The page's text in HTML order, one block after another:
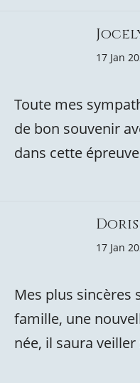
17 Jan
Toute mes
de bon souvenir
dans cette
17 Jan
Mes plus sincères
famille, une
née, il saura